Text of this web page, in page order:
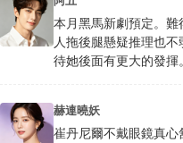
本月黑馬新劇預定。
人拖後腿懸疑推理也
待她後面有更大的發揮
赫連曉妖
崔丹尼爾不戴眼鏡真